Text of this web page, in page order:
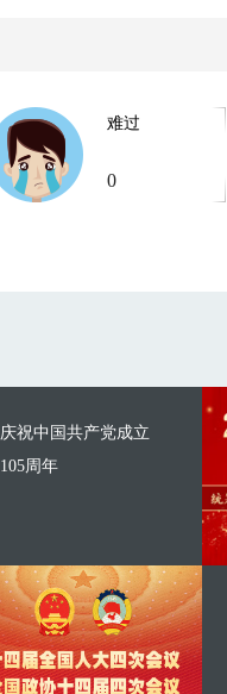
难过
0
庆祝中国共产党成立
105周年